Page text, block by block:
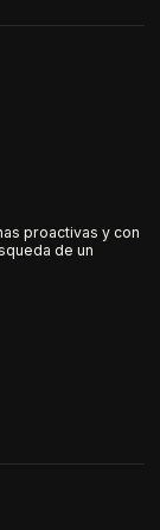
proactivas y con
de un